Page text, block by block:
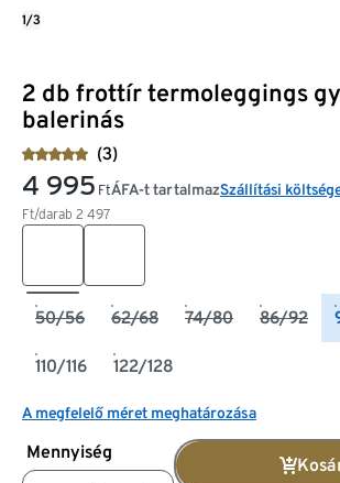
2 db frottír termoleggings
balerinás
(3)
4 995 Ft
Ft/darab 2 497
ÁFA-t tartalmazSzállítási
50/56 62/68 74/80 86/92
110/116 122/128
A megfelelő méret meghatározása
Mennyiség
1/3